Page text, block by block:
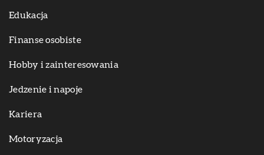
Edukacja
Finanse osobiste
Hobby i zainteresowania
Jedzenie i napoje
Kariera
Motoryzacja